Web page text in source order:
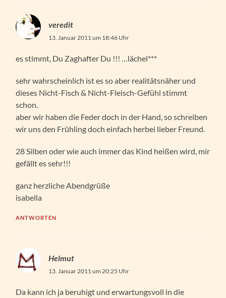
veredit
13. Januar 2011 um 18:46 Uhr
es stimmt, Du Zaghafter Du !!! …lächel***
sehr wahrscheinlich ist es so aber realitätsnäher und
dieses Nicht-Fisch & Nicht-Fleisch-Gefühl stimmt
schon.
aber wir haben die Feder doch in der Hand, so schreiben
wir uns den Frühling doch einfach herbei lieber Freund.
28 Silben oder wie auch immer das Kind heißen wird, mir
gefällt es sehr!!!
ganz herzliche Abendgrüße
isabella
ANTWORTEN
Helmut
13. Januar 2011 um 20:25 Uhr
Da kann ich ja beruhigt und erwartungsvoll in die